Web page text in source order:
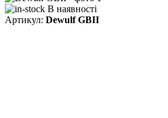
В наявності
Артикул: Dewulf GBII